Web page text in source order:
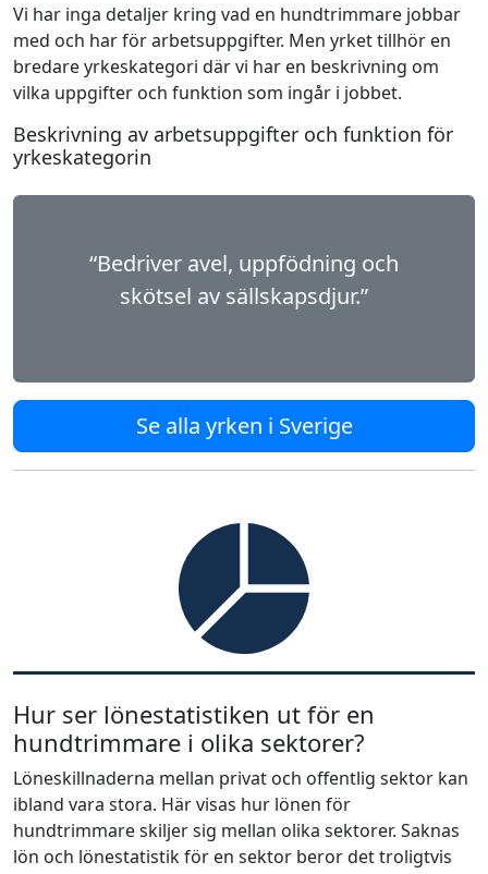
Vi har inga detaljer kring vad en hundtrimmare jobbar
med och har för arbetsuppgifter. Men yrket tillhör en
bredare yrkeskategori där vi har en beskrivning om
vilka uppgifter och funktion som ingår i jobbet.
Beskrivning av arbetsuppgifter och funktion för
yrkeskategorin
“Bedriver avel, uppfödning och
skötsel av sällskapsdjur.”
Se alla yrken i Sverige
Hur ser lönestatistiken ut för en
hundtrimmare i olika sektorer?
Löneskillnaderna mellan privat och offentlig sektor kan
ibland vara stora. Här visas hur lönen för
hundtrimmare skiljer sig mellan olika sektorer. Saknas
lön och lönestatistik för en sektor beror det troligtvis